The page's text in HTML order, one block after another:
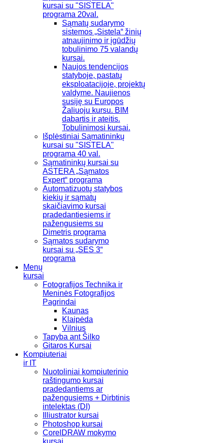
kursai su "SISTELA"
programa 20val.
Sąmatų sudarymo
sistemos „Sistela“ žinių
atnaujinimo ir įgūdžių
tobulinimo 75 valandų
kursai.
Naujos tendencijos
statyboje, pastatų
eksploatacijoje, projektų
valdyme. Naujienos
susiję su Europos
Žaliuoju kursu. BIM
dabartis ir ateitis.
Tobulinimosi kursai.
Išplėstiniai Sąmatininkų
kursai su "SISTELA"
programa 40 val.
Sąmatininkų kursai su
ASTERA „Sąmatos
Expert“ programa
Automatizuotų statybos
kiekių ir sąmatų
skaičiavimo kursai
pradedantiesiems ir
pažengusiems su
Dimetris programa
Sąmatos sudarymo
kursai su „SES 3“
programa
Menų
kursai
Fotografijos Technika ir
Meninės Fotografijos
Pagrindai
Kaunas
Klaipėda
Vilnius
Tapyba ant Šilko
Gitaros Kursai
Kompiuteriai
ir IT
Nuotoliniai kompiuterinio
raštingumo kursai
pradedantiems ar
pažengusiems + Dirbtinis
intelektas (DI)
Illiustrator kursai
Photoshop kursai
CorelDRAW mokymo
kursai